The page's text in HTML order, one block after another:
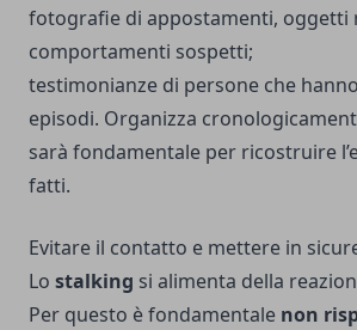
fotografie di appostamenti, oggetti
comportamenti sospetti;
testimonianze di persone che
episodi. Organizza
sarà fondamentale per ricostruire
fatti.
Evitare il contatto e mettere in
Lo stalking si alimenta della
Per questo è fondamentale non